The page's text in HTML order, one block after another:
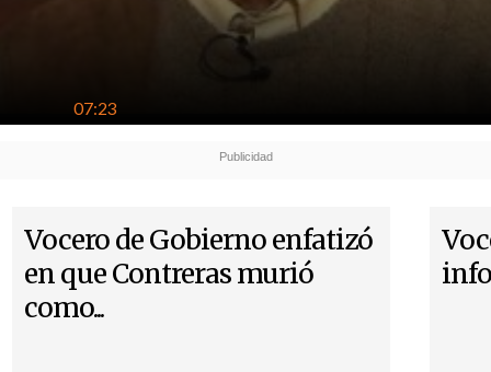
07:23
Vocero de Gobierno enfatizó
en que Contreras murió
como...